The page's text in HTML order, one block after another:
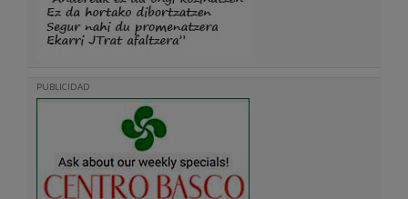
PUBLICIDAD